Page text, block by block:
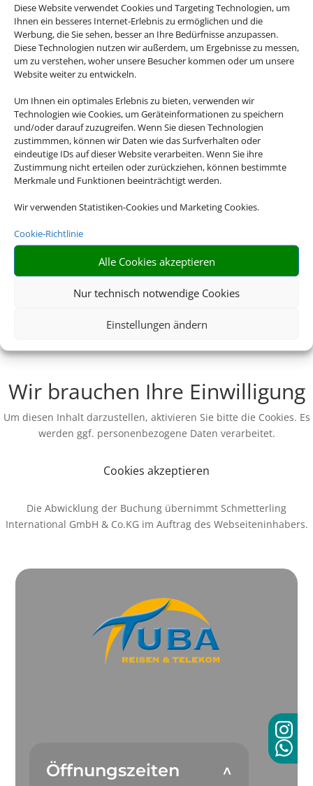
Diese Website verwendet Cookies und Targeting Technologien, um
Ihnen ein besseres Internet-Erlebnis zu ermöglichen und die
Werbung, die Sie sehen, besser an Ihre Bedürfnisse anzupassen.
Diese Technologien nutzen wir außerdem, um Ergebnisse zu messen,
um zu verstehen, woher unsere Besucher kommen oder um unsere
Website weiter zu entwickeln.
Um Ihnen ein optimales Erlebnis zu bieten, verwenden wir
Technologien wie Cookies, um Geräteinformationen zu speichern
und/oder darauf zuzugreifen. Wenn Sie diesen Technologien
zustimmmen, können wir Daten wie das Surfverhalten oder
eindeutige IDs auf dieser Website verarbeiten. Wenn Sie ihre
Zustimmung nicht erteilen oder zurückziehen, können bestimmte
Merkmale und Funktionen beeinträchtigt werden.
Wir verwenden Statistiken-Cookies und Marketing Cookies.
Cookie-Richtlinie
Alle Cookies akzeptieren
Nur technisch notwendige Cookies
Einstellungen ändern
Wir brauchen Ihre Einwilligung
Um diesen Inhalt darzustellen, aktivieren Sie bitte die Cookies. Es
werden ggf. personenbezogene Daten verarbeitet.
Cookies akzeptieren
Die Abwicklung der Buchung übernimmt Schmetterling
International GmbH & Co.KG im Auftrag des Webseiteninhabers.
Öffnungszeiten